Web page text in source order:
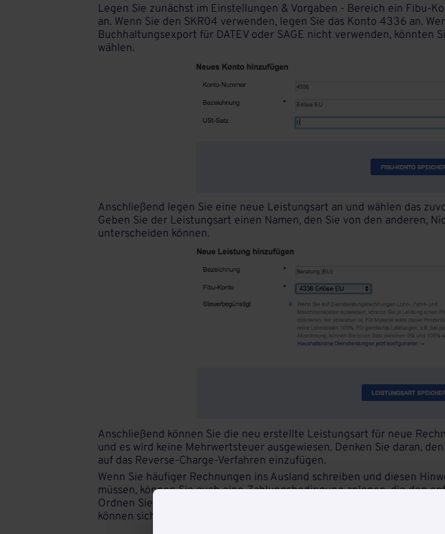
Legen Sie zunächst im Einstellungen & Vorgaben - Bereich ein Fibu-
an. Wenn Sie den SKR04 verwenden, legen Sie das Konto 4336 an.
Buchhaltungsexport für DATEV oder SAGE nicht verwenden, könnten
wählen.
Anschließend legen Sie eine neue Leistungsart an und wählen das
Geben Sie der Leistungsart einen Namen, den Sie von den anderen,
unterscheiden können.
Anschließend können Sie die neu erstellte Leistungsart für neue
und es wird keine Mehrwertsteuer ausgewiesen. Denken Sie daran,
auf das Reverse-Charge-Verfahren einzufügen.
Wenn Sie häufiger Rechnungen ins Ausland schreiben und diesen
müssen, können Sie auch eine Zahlungsbedingung anlegen, die den
Ordnen Sie diese Zahlungsbedingung dann den betroffenen Kunden im
können sicher sein, dass Sie den Hinweis auch zukünftig nicht vergessen.